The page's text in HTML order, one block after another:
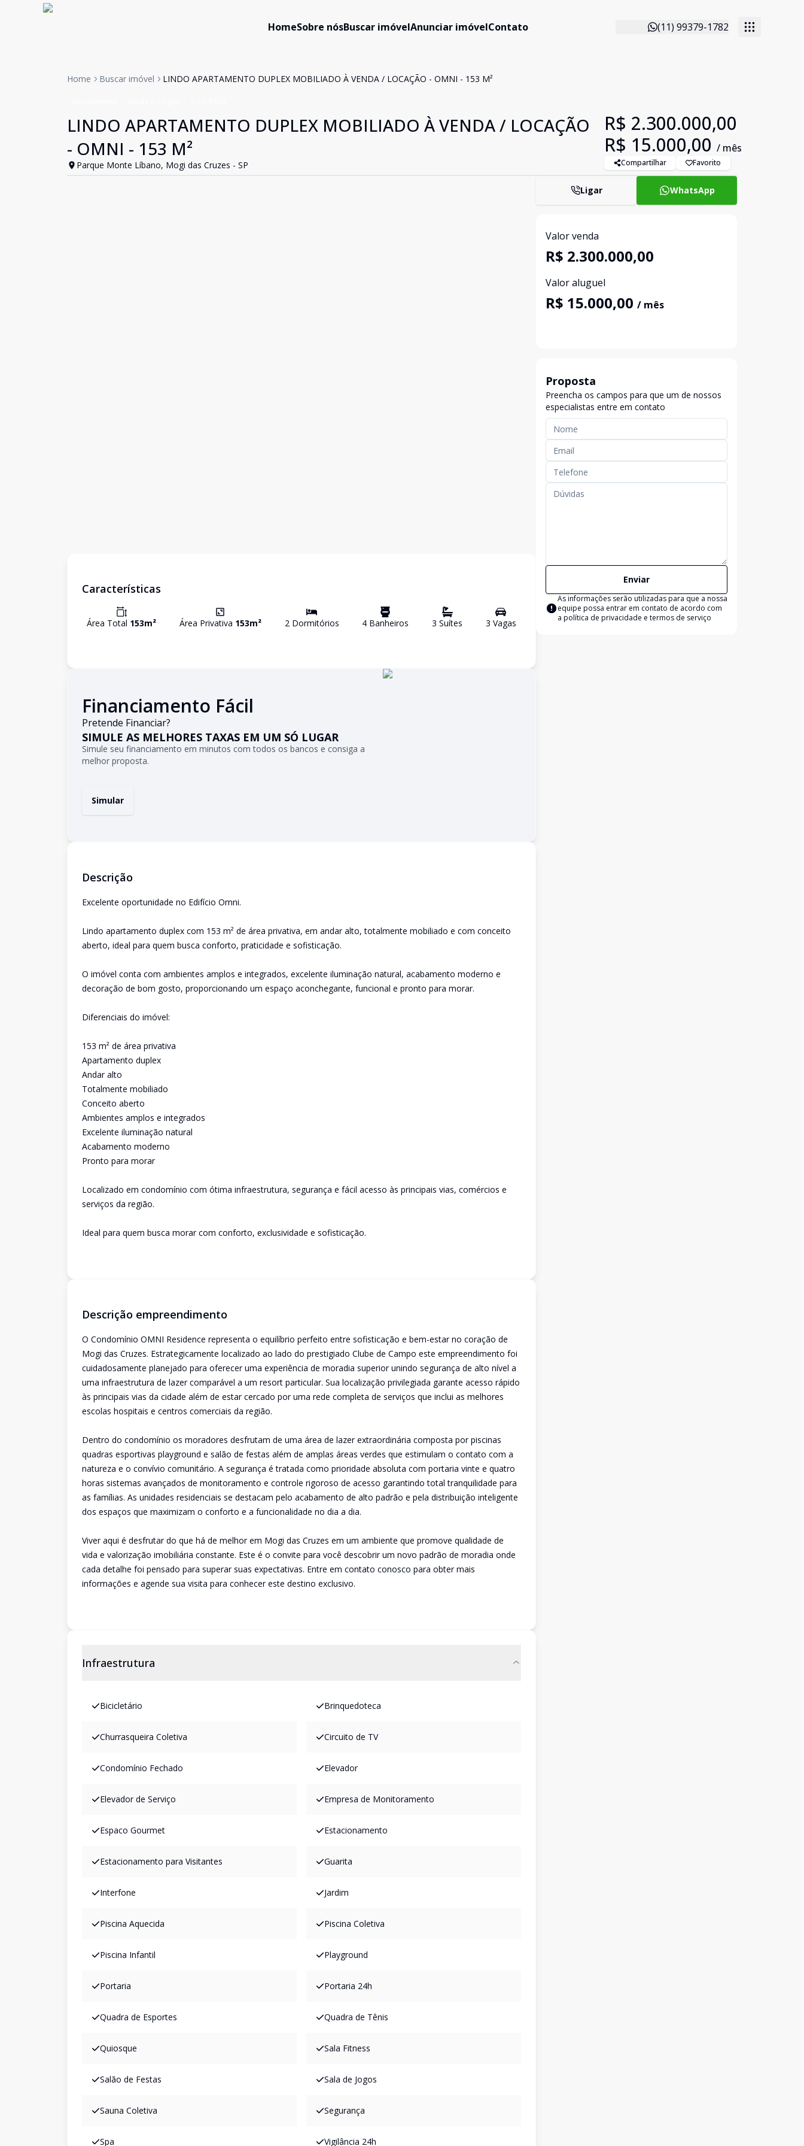
HomeSobre nósBuscar imóvelAnunciar imóvelContato (11) 99379-1782
Home Buscar imóvel LINDO APARTAMENTO DUPLEX MOBILIADO À VENDA / LOCAÇÃO - OMNI - 153 M²
LINDO APARTAMENTO DUPLEX MOBILIADO À VENDA / LOCAÇÃO
- OMNI - 153 M²
Parque Monte Líbano, Mogi das Cruzes - SP
R$ 2.300.000,00
R$ 15.000,00 / mês
Compartilhar Favorito
Características
Área Total 153m² Área Privativa 153m² 2Dormitórios 4 Banheiros 3 Suítes 3 Vagas
Financiamento Fácil
Pretende Financiar?
SIMULE AS MELHORES TAXAS EM UM SÓ LUGAR
Simule seu financiamento em minutos com todos os bancos e consiga a
melhor proposta.
Simular
Descrição
Excelente oportunidade no Edifício Omni.
Lindo apartamento duplex com 153 m² de área privativa, em andar alto, totalmente mobiliado e com conceito
aberto, ideal para quem busca conforto, praticidade e sofisticação.
O imóvel conta com ambientes amplos e integrados, excelente iluminação natural, acabamento moderno e
decoração de bom gosto, proporcionando um espaço aconchegante, funcional e pronto para morar.
Diferenciais do imóvel:
153 m² de área privativa
Apartamento duplex
Andar alto
Totalmente mobiliado
Conceito aberto
Ambientes amplos e integrados
Excelente iluminação natural
Acabamento moderno
Pronto para morar
Localizado em condomínio com ótima infraestrutura, segurança e fácil acesso às principais vias, comércios e
serviços da região.
Ideal para quem busca morar com conforto, exclusividade e sofisticação.
Descrição empreendimento
O Condomínio OMNI Residence representa o equilíbrio perfeito entre sofisticação e bem-estar no coração de
Mogi das Cruzes. Estrategicamente localizado ao lado do prestigiado Clube de Campo este empreendimento foi
cuidadosamente planejado para oferecer uma experiência de moradia superior unindo segurança de alto nível a
uma infraestrutura de lazer comparável a um resort particular. Sua localização privilegiada garante acesso rápido
às principais vias da cidade além de estar cercado por uma rede completa de serviços que inclui as melhores
escolas hospitais e centros comerciais da região.
Dentro do condomínio os moradores desfrutam de uma área de lazer extraordinária composta por piscinas
quadras esportivas playground e salão de festas além de amplas áreas verdes que estimulam o contato com a
natureza e o convívio comunitário. A segurança é tratada como prioridade absoluta com portaria vinte e quatro
horas sistemas avançados de monitoramento e controle rigoroso de acesso garantindo total tranquilidade para
as famílias. As unidades residenciais se destacam pelo acabamento de alto padrão e pela distribuição inteligente
dos espaços que maximizam o conforto e a funcionalidade no dia a dia.
Viver aqui é desfrutar do que há de melhor em Mogi das Cruzes em um ambiente que promove qualidade de
vida e valorização imobiliária constante. Este é o convite para você descobrir um novo padrão de moradia onde
cada detalhe foi pensado para superar suas expectativas. Entre em contato conosco para obter mais
informações e agende sua visita para conhecer este destino exclusivo.
Infraestrutura
Bicicletário Brinquedoteca
Churrasqueira Coletiva Circuito de TV
Condomínio Fechado Elevador
Elevador de Serviço Empresa de Monitoramento
Espaco Gourmet Estacionamento
Estacionamento para Visitantes Guarita
Interfone Jardim
Piscina Aquecida Piscina Coletiva
Piscina Infantil Playground
Portaria Portaria 24h
Quadra de Esportes Quadra de Tênis
Quiosque Sala Fitness
Salão de Festas Sala de Jogos
Sauna Coletiva Segurança
Spa Vigilância 24h
Ligar WhatsApp
Valor venda
R$ 2.300.000,00
Valor aluguel
R$ 15.000,00 / mês
Proposta
Preencha os campos para que um de nossos
especialistas entre em contato
Enviar
As informações serão utilizadas para que a nossa
equipe possa entrar em contato de acordo com
a política de privacidade e termos de serviço